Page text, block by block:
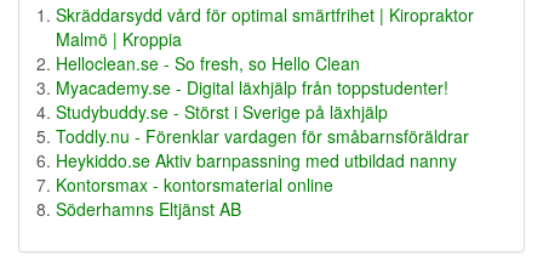
Skräddarsydd vård för optimal smärtfrihet | Kiropraktor
Malmö | Kroppia
Helloclean.se - So fresh, so Hello Clean
Myacademy.se - Digital läxhjälp från toppstudenter!
Studybuddy.se - Störst i Sverige på läxhjälp
Toddly.nu - Förenklar vardagen för småbarnsföräldrar
Heykiddo.se Aktiv barnpassning med utbildad nanny
Kontorsmax - kontorsmaterial online
Söderhamns Eltjänst AB